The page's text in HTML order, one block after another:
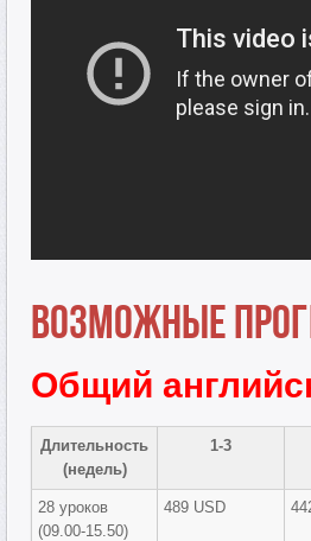
Возможные
Общий
Длительность
(недель)
1-3
28 уроков
(09.00-15.50)
489 USD